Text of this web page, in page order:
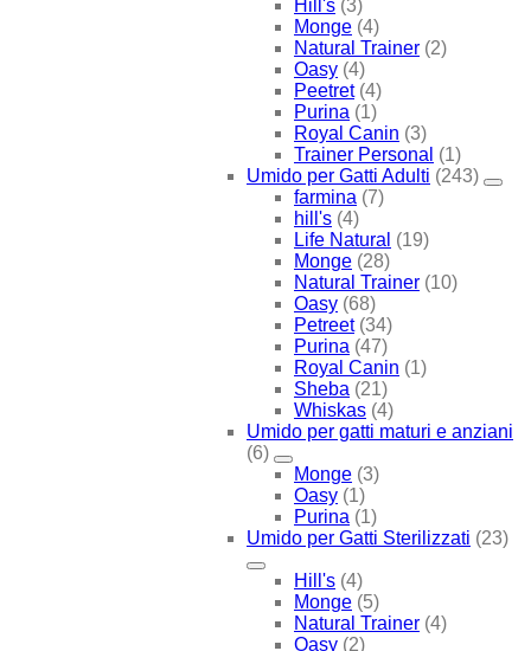
Hill's (3)
Monge (4)
Natural Trainer (2)
Oasy (4)
Peetret (4)
Purina (1)
Royal Canin (3)
Trainer Personal (1)
Umido per Gatti Adulti (243)
farmina (7)
hill's (4)
Life Natural (19)
Monge (28)
Natural Trainer (10)
Oasy (68)
Petreet (34)
Purina (47)
Royal Canin (1)
Sheba (21)
Whiskas (4)
Umido per gatti maturi e anziani
(6)
Monge (3)
Oasy (1)
Purina (1)
Umido per Gatti Sterilizzati (23)
Hill's (4)
Monge (5)
Natural Trainer (4)
Oasy (2)